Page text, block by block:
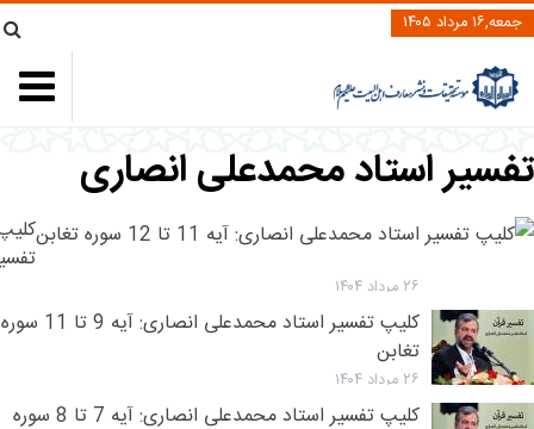
جمعه,۱۶ مرداد ۱۴۰۵
تفسیر استاد محمدعلی انصاری
۲۶ مرداد ۱۴۰۴
کلیپ تفسیر استاد محمدعلی انصاری: آیه 9 تا 11 سوره
تغابن
۲۶ مرداد ۱۴۰۴
کلیپ تفسیر استاد محمدعلی انصاری: آیه 7 تا 8 سوره